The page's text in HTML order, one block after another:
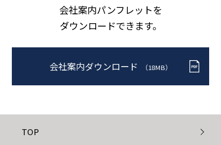
会社案内パンフレットを
ダウンロードできます。
会社案内ダウンロード （18MB）
TOP